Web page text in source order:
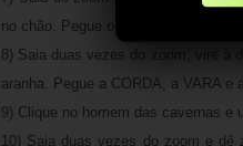
no chão. Pegue o RUBI.
8) Saia duas vezes do zoom, vire à
aranha. Pegue a CORDA, a VARA e
9) Clique no homem das cavernas e
10) Saia duas vezes do zoom e dê